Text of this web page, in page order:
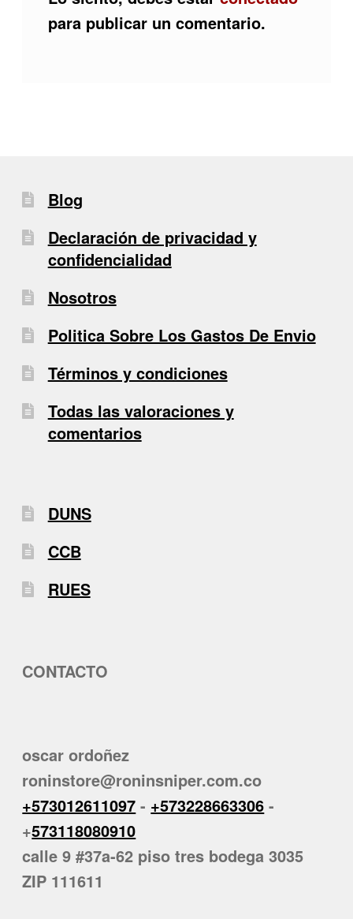
para publicar un comentario.
Blog
Declaración de privacidad y
confidencialidad
Nosotros
Politica Sobre Los Gastos De Envio
Términos y condiciones
Todas las valoraciones y
comentarios
DUNS
CCB
RUES
CONTACTO
oscar ordoñez
roninstore@roninsniper.com.co
+573012611097 - +573228663306 -
+573118080910
calle 9 #37a-62 piso tres bodega 3035
ZIP 111611